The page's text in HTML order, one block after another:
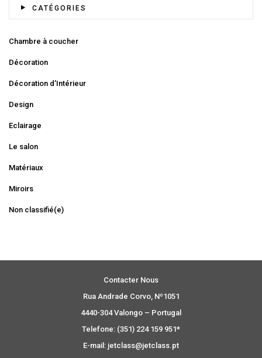
CATÉGORIES
Chambre à coucher
Décoration
Décoration d’Intérieur
Design
Eclairage
Le salon
Matériaux
Miroirs
Non classifié(e)
Contacter Nous
Rua Andrade Corvo, Nº1051
4440-304 Valongo – Portugal
Telefone: (351) 224 159 951*
E-mail: jetclass@jetclass.pt